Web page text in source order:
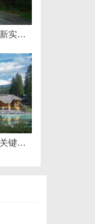
上海工业设备设计的发展趋势与创新实践探索
防坠落垂直生命线在高空作业中的关键应用与安全保障